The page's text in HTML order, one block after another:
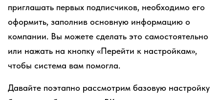
приглашать первых подписчиков, необходимо его
оформить, заполнив основную информацию о
компании. Вы можете сделать это самостоятельно
или нажать на кнопку «Перейти к настройкам»,
чтобы система вам помогла.
Давайте поэтапно рассмотрим базовую настройку